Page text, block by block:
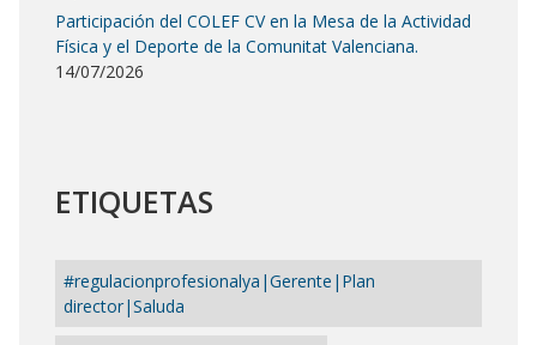
Participación del COLEF CV en la Mesa de la Actividad
Física y el Deporte de la Comunitat Valenciana.
14/07/2026
ETIQUETAS
#regulacionprofesionalya|Gerente|Plan
director|Saluda